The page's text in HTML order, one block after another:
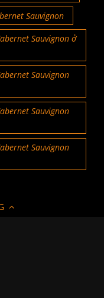
Sauvignon
Sauvignon ở
Sauvignon
Sauvignon
Sauvignon